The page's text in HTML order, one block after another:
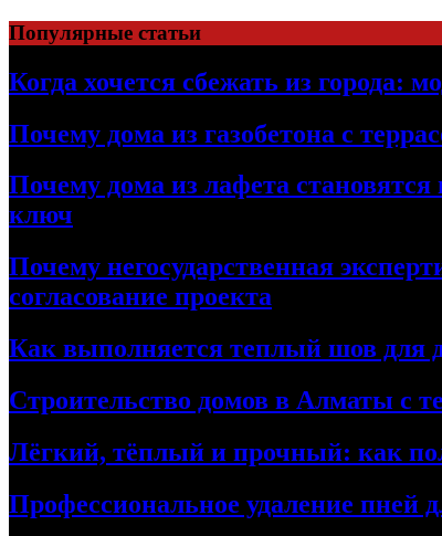
Перейти
к
содержимому
Популярные статьи
Когда хочется сбежать из города:
Почему дома из газобетона с
Почему дома из лафета
ключ
Почему негосударственная
согласование проекта
Как выполняется теплый шов для
Строительство домов в Алматы с
Лёгкий, тёплый и прочный: как
Профессиональное удаление пней